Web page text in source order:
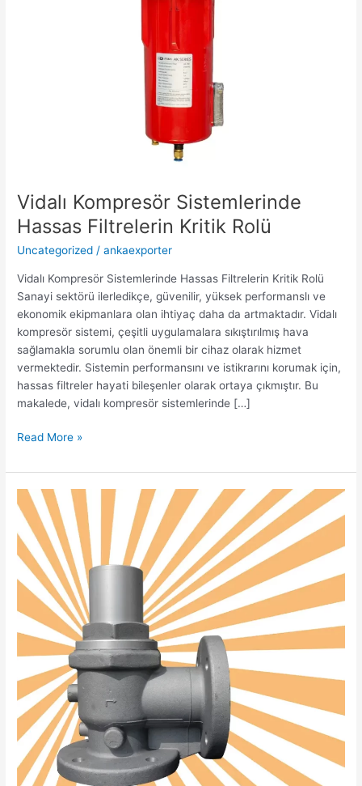
Vidalı Kompresör Sistemlerinde
Hassas Filtrelerin Kritik Rolü
Uncategorized /ankaexporter
Vidalı Kompresör Sistemlerinde Hassas Filtrelerin Kritik Rolü
Sanayi sektörü ilerledikçe, güvenilir, yüksek performanslı ve
ekonomik ekipmanlara olan ihtiyaç daha da artmaktadır. Vidalı
kompresör sistemi, çeşitli uygulamalara sıkıştırılmış hava
sağlamakla sorumlu olan önemli bir cihaz olarak hizmet
vermektedir. Sistemin performansını ve istikrarını korumak için,
hassas filtreler hayati bileşenler olarak ortaya çıkmıştır. Bu
makalede, vidalı kompresör sistemlerinde […]
Read More »
MPV’niz
Neden
Önemlidir
Vidalı
Hava
Kompresörlerinde
Minimum
Basınç
Valfinin
Rolü